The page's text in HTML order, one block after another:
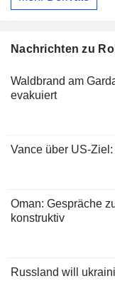
Nachrichten zu
Waldbrand am
evakuiert
Vance über US-
Oman: Gespräche
konstruktiv
Russland will